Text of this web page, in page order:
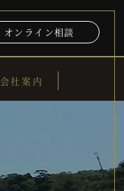
オンライン相談
会社案内